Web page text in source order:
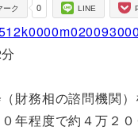
0
ーク LINE
財務相の諮問機関
年程度で約４万２